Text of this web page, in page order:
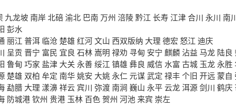
九龙坡 南岸北碚渝北 巴南 万州 涪陵黔江 长寿 江津合川 永川 南
彭水
丽江 普洱 临沧 楚雄 红河文山 西双版纳 大理 德宏 怒江 迪庆
呈贡 晋宁 富民 宜良 石林嵩明 禄劝 寻甸 安宁 麒麟 沾益 马龙 陆良
鲁甸 巧家 盐津 大关 永善绥江 镇雄 彝良 威信水富 古城 玉龙 永胜
楚雄 双柏 牟定 南华姚安 大姚 永仁 元谋武定 禄丰个旧 开远 蒙自
勐腊 大理 漾濞祥云 宾川 弥渡 南涧 巍山 永平 云龙 洱源剑川 鹤庆
防城港钦州 贵港 玉林 百色贺州 河池 来宾 崇左